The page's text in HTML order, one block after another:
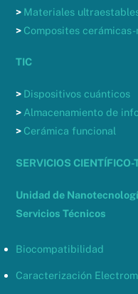
> Materiales
> Composites
TIC
> Dispositivos cuánticos
> Almacenamiento de
> Cerámica funcional
SERVICIOS CIENTÍFICO-
Unidad de
Servicios Técnicos
Biocompatibilidad
Caracterización